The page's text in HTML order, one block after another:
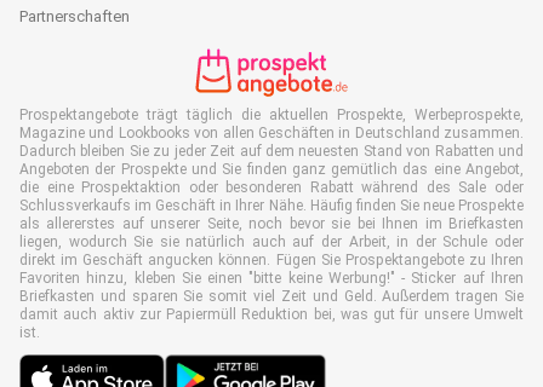
Partnerschaften
Prospektangebote trägt täglich die aktuellen Prospekte, Werbeprospekte,
Magazine und Lookbooks von allen Geschäften in Deutschland zusammen.
Dadurch bleiben Sie zu jeder Zeit auf dem neuesten Stand von Rabatten und
Angeboten der Prospekte und Sie finden ganz gemütlich das eine Angebot,
die eine Prospektaktion oder besonderen Rabatt während des Sale oder
Schlussverkaufs im Geschäft in Ihrer Nähe. Häufig finden Sie neue Prospekte
als allererstes auf unserer Seite, noch bevor sie bei Ihnen im Briefkasten
liegen, wodurch Sie sie natürlich auch auf der Arbeit, in der Schule oder
direkt im Geschäft angucken können. Fügen Sie Prospektangebote zu Ihren
Favoriten hinzu, kleben Sie einen "bitte keine Werbung!" - Sticker auf Ihren
Briefkasten und sparen Sie somit viel Zeit und Geld. Außerdem tragen Sie
damit auch aktiv zur Papiermüll Reduktion bei, was gut für unsere Umwelt
ist.